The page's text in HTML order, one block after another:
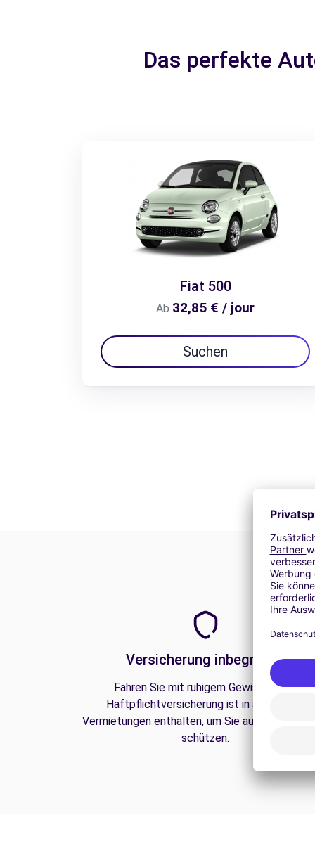
Das perfekte
Fiat 500
Ab 32,85 € / jour
Suchen
Versicherung inbegriffen
Fahren Sie mit ruhigem Gewissen. Die
Haftpflichtversicherung ist in all unseren
Vermietungen enthalten, um Sie auf der
schützen.